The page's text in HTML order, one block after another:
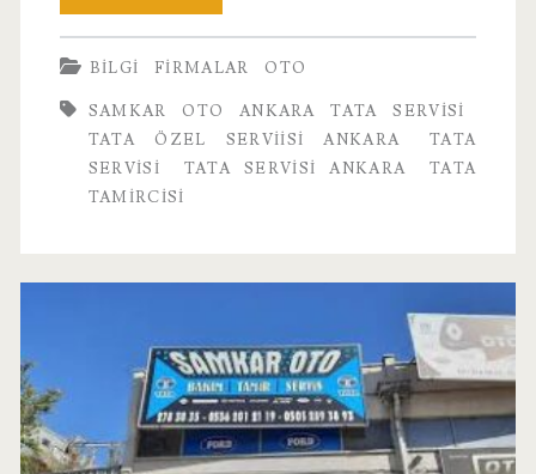
Tamircisi
BILGI FIRMALAR OTO
SAMKAR OTO ANKARA TATA SERVISI
TATA ÖZEL SERVIISI ANKARA
TATA
SERVISI
TATA SERVISI ANKARA
TATA
TAMIRCISI